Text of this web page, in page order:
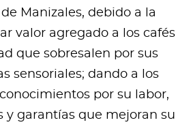
Manizales, debido a la
valor agregado a los cafés
que sobresalen por sus
sensoriales; dando a los
por su labor,
y garantías que mejoran su